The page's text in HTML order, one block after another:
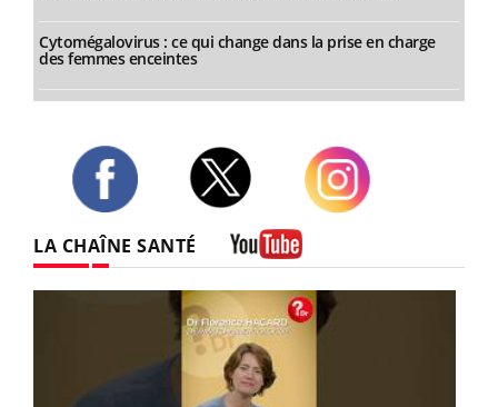
Cytomégalovirus : ce qui change dans la prise en charge
des femmes enceintes
LA CHAÎNE SANTÉ